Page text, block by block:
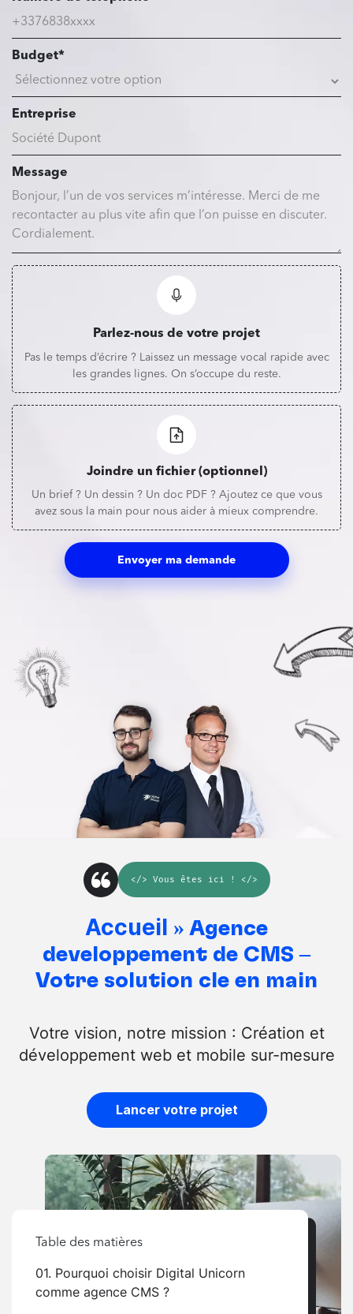
Budget*
Entreprise
Message
Parlez-nous de votre projet
Pas le temps d’écrire ? Laissez un message vocal rapide avec
les grandes lignes. On s’occupe du reste.
Joindre un fichier (optionnel)
Un brief ? Un dessin ? Un doc PDF ? Ajoutez ce que vous
avez sous la main pour nous aider à mieux comprendre.
Envoyer ma demande
</> Vous êtes ici ! </>
Accueil » Agence
développement de CMS –
Votre solution clé en main
Votre vision, notre mission : Création et
développement web et mobile sur-mesure
Lancer votre projet
Table des matières
01. Pourquoi choisir Digital Unicorn
comme agence CMS ?